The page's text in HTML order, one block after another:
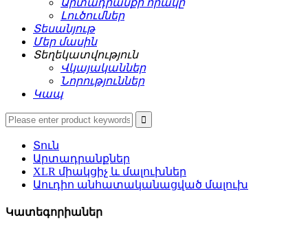
Արտադրանքի որակը
Լուծումներ
Տեսանյութ
Մեր մասին
Տեղեկատվություն
Վկայականներ
Նորություններ
Կապ
Տուն
Արտադրանքներ
XLR միակցիչ և մալուխներ
Աուդիո անհատականացված մալուխ
Կատեգորիաներ